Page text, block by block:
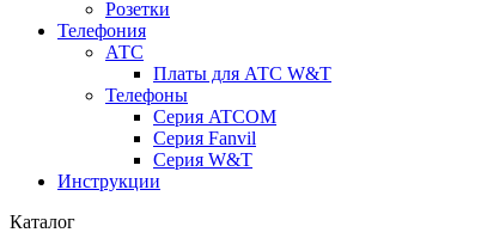
Розетки
Телефония
АТС
Платы для АТС W&T
Телефоны
Серия ATCOM
Серия Fanvil
Серия W&T
Инструкции
Каталог